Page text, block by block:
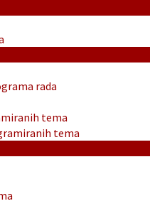
rada
tema
tema